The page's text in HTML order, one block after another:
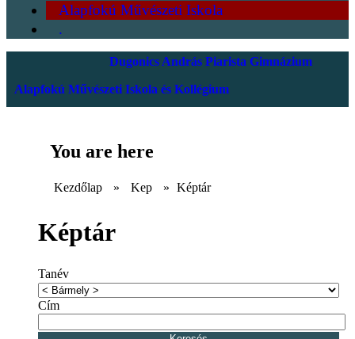
Alapfokú Művészeti Iskola
.
Dugonics András Piarista Gimnázium
Alapfokú Művészeti Iskola és Kollégium
You are here
Kezdőlap » Kep » Képtár
Képtár
Tanév
Cím